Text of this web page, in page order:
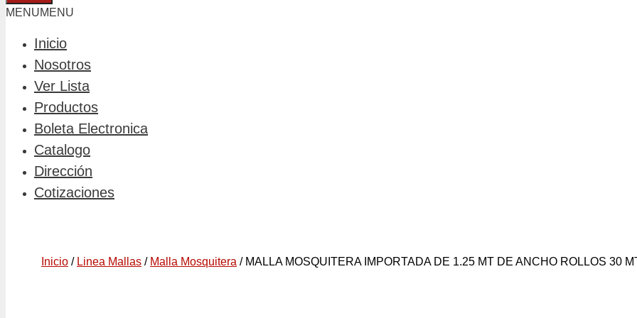
MENUMENU
Inicio
Nosotros
Ver Lista
Productos
Boleta Electronica
Catalogo
Dirección
Cotizaciones
Inicio / Linea Mallas / Malla Mosquitera / MALLA MOSQUITERA IMPORTADA DE 1.25 MT DE ANCHO ROLLOS 30